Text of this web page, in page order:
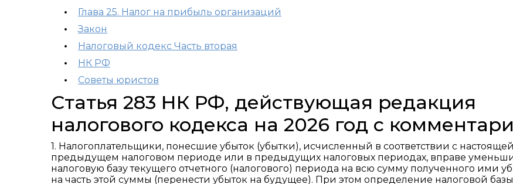
Глава 25. Налог на прибыль организаций
Закон
Налоговый кодекс Часть вторая
НК РФ
Советы юристов
Статья 283 НК РФ, действующая редакция
налогового кодекса на 2026 год с
1. Налогоплательщики, понесшие убыток (убытки), исчисленный в соответствии с
предыдущем налоговом периоде или в предыдущих налоговых периодах, вправе
налоговую базу текущего отчетного (налогового) периода на всю сумму полученного ими
на часть этой суммы (перенести убыток на будущее). При этом определение налоговой базы